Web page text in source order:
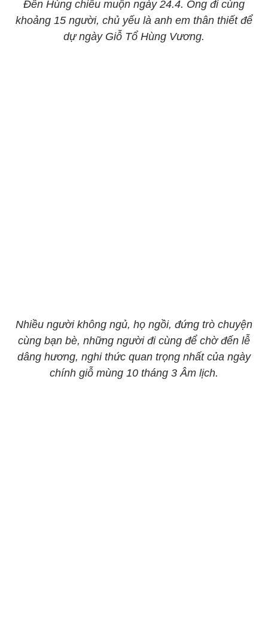
Đền Hùng chiều muộn ngày 24.4. Ông đi cùng
khoảng 15 người, chủ yếu là anh em thân thiết để
dự ngày Giỗ Tổ Hùng Vương.
Nhiều người không ngủ, họ ngồi, đứng trò chuyện
cùng bạn bè, những người đi cùng để chờ đến lễ
dâng hương, nghi thức quan trọng nhất của ngày
chính giỗ mùng 10 tháng 3 Âm lịch.